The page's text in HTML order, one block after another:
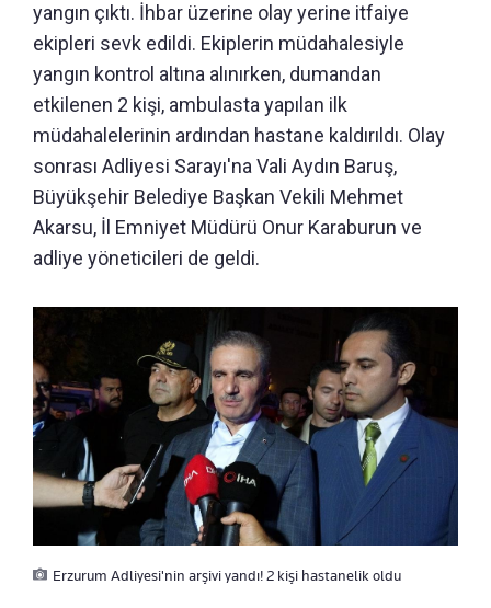
yangın çıktı. İhbar üzerine olay yerine itfaiye
ekipleri sevk edildi. Ekiplerin müdahalesiyle
yangın kontrol altına alınırken, dumandan
etkilenen 2 kişi, ambulasta yapılan ilk
müdahalelerinin ardından hastane kaldırıldı. Olay
sonrası Adliyesi Sarayı'na Vali Aydın Baruş,
Büyükşehir Belediye Başkan Vekili Mehmet
Akarsu, İl Emniyet Müdürü Onur Karaburun ve
adliye yöneticileri de geldi.
Erzurum Adliyesi'nin arşivi yandı! 2 kişi hastanelik oldu